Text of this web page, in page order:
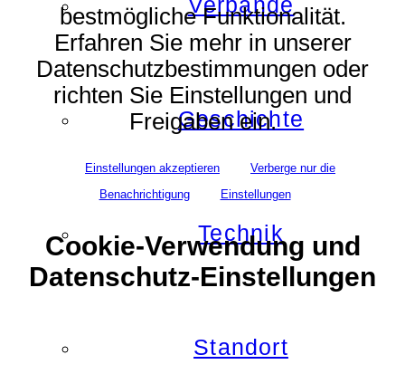
Geschichte
Technik
Standort
bestmögliche Funktionalität.
Erfahren Sie mehr in unserer
Datenschutzbestimmungen oder
richten Sie Einstellungen und
Freigaben ein.
Einstellungen akzeptieren
Verberge nur die
Benachrichtigung
Einstellungen
Cookie-Verwendung und
Datenschutz-Einstellungen